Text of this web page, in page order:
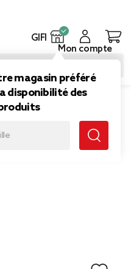
GIFI
magasin préféré
disponibilité des
Mon compte